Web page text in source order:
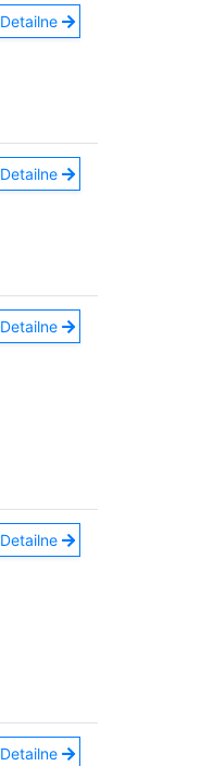
Detailne
Detailne
Detailne
Detailne
Detailne